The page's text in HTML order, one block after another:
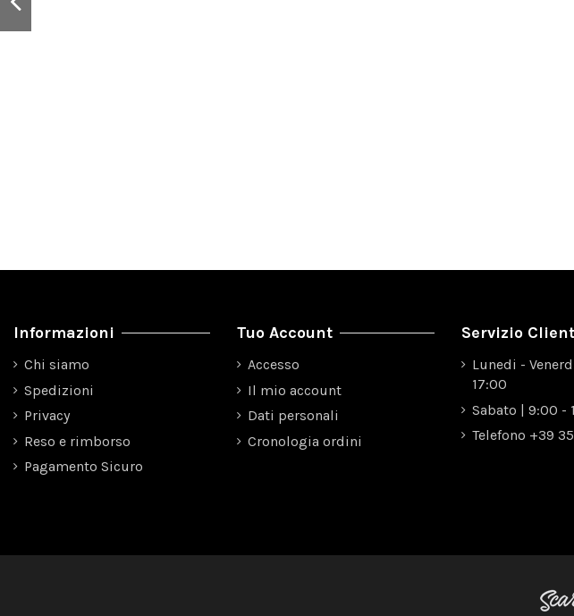
Informazioni
Chi siamo
Spedizioni
Privacy
Reso e rimborso
Pagamento Sicuro
Tuo Account
Accesso
Il mio account
Dati personali
Cronologia ordini
Servizio
Lunedi -
17:00
Sabato | 9:00 -
Telefono +39